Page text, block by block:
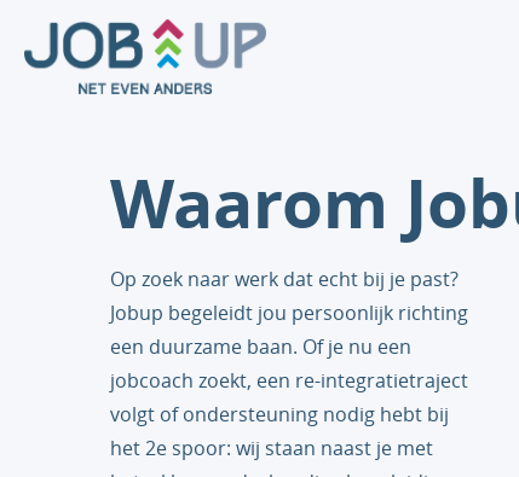
Waarom
Op zoek naar werk dat echt bij je past?
Jobup begeleidt jou persoonlijk richting
een duurzame baan. Of je nu een
jobcoach zoekt, een re-integratietraject
volgt of ondersteuning nodig hebt bij
het 2e spoor: wij staan naast je met